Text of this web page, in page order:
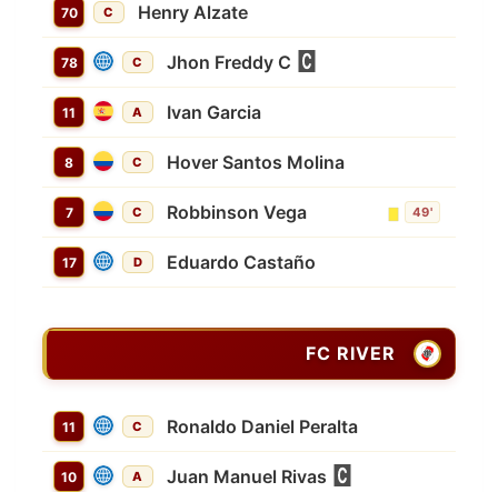
70 C Henry Alzate
78 C Jhon Freddy C
11 A Ivan Garcia
8 C Hover Santos Molina
7 C Robbinson Vega 49'
17 D Eduardo Castaño
FC RIVER
11 C Ronaldo Daniel Peralta
10 A Juan Manuel Rivas